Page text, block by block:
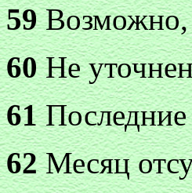
59Возможно,
60Не
61Последние
62Месяц